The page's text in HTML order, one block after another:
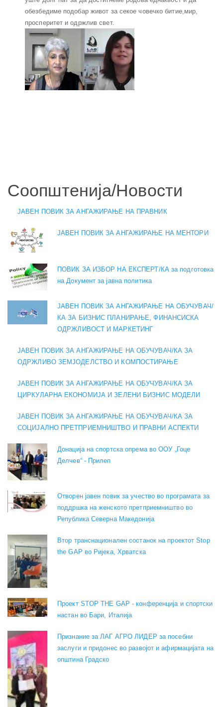
обезбедиме подобар живот за секое човечко битие,мир,
просперитет и одржлив свет.
Соопштенија/Новости
ЈАВЕН ПОВИК ЗА АНГАЖИРАЊЕ НА ПРАВНИК
ЈАВЕН ПОВИК ЗА АНГАЖИРАЊЕ НА МЕНТОРИ
ПОВИК ЗА ИЗБОР НА ЕКСПЕРТ/КА за подготовка
на Документ за јавна политика
ЈАВЕН ПОВИК ЗА АНГАЖИРАЊЕ НА ОБУЧУВАЧ/
КА ЗА БИЗНИС ПЛАНИРАЊЕ, ФИНАНСИСКА
ОДРЖЛИВОСТ И МАРКЕТИНГ
ЈАВЕН ПОВИК ЗА АНГАЖИРАЊЕ НА ОБУЧУВАЧ/КА ЗА
ОДРЖЛИВО ЗЕМЈОДЕЛСТВО И КОМПОСТИРАЊЕ
ЈАВЕН ПОВИК ЗА АНГАЖИРАЊЕ НА ОБУЧУВАЧ/КА ЗА
ЦИРКУЛАРНА ЕКОНОМИЈА И ЗЕЛЕНИ БИЗНИС МОДЕЛИ
ЈАВЕН ПОВИК ЗА АНГАЖИРАЊЕ НА ОБУЧУВАЧ/КА ЗА
СОЦИЈАЛНО ПРЕТПРИЕМНИШТВО И ПРАВНИ АСПЕКТИ
Донација на спортска опрема во ООУ „Гоце
Делчев“ - Прилеп
Отворен јавен повик за учество во програмата за
поддршка на женското претприемништво во
Република Северна Македонија
Втор транснационален состанок на проектот Stop
the GAP во Ријека, Хрватска
Проект STOP THE GAP - конференција и спортски
настан во Бари, Италија
Признание за ЛАГ АГРО ЛИДЕР за посебни
заслуги и придонес во развојот и афирмацијата на
општина Градско